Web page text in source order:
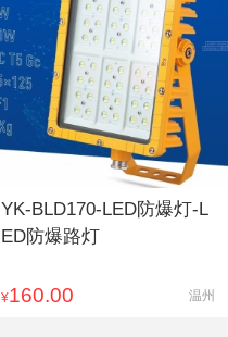
YK-BLD170-LED防爆灯-L
ED防爆路灯
¥160.00 温州